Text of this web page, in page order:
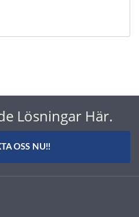
Lösningar Här.
OSS NU!!